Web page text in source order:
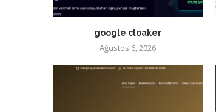
google cloaker
Ağustos 6, 2026